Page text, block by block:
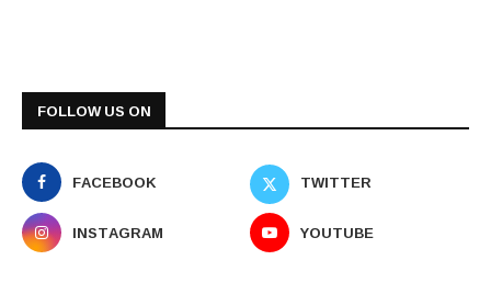
FOLLOW US ON
FACEBOOK
TWITTER
INSTAGRAM
YOUTUBE